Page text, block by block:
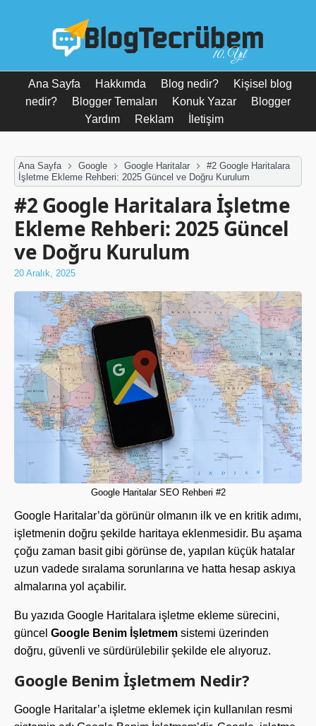
10. Yıl
Ana Sayfa Hakkımda Blog nedir?
Kişisel blog
nedir?
Blogger Temaları Konuk Yazar
Blogger
Yardım
Reklam İletişim
Ana Sayfa Google Google Haritalar
#2 Google Haritalara
İşletme Ekleme Rehberi: 2025 Güncel ve Doğru Kurulum
#2 Google Haritalara İşletme
Ekleme Rehberi: 2025 Güncel
ve Doğru Kurulum
20 Aralık, 2025
Google Haritalar SEO Rehberi #2
Google Haritalar’da görünür olmanın ilk ve en kritik adımı,
işletmenin doğru şekilde haritaya eklenmesidir. Bu aşama
çoğu zaman basit gibi görünse de, yapılan küçük hatalar
uzun vadede sıralama sorunlarına ve hatta hesap askıya
almalarına yol açabilir.
Bu yazıda Google Haritalara işletme ekleme sürecini,
güncel Google Benim İşletmem sistemi üzerinden
doğru, güvenli ve sürdürülebilir şekilde ele alıyoruz.
Google Benim İşletmem Nedir?
Google Haritalar’a işletme eklemek için kullanılan resmi